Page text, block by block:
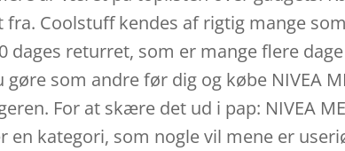
Coolstuff kendes af rigtig mange
dages returret, som er mange flere
som andre før dig og købe NIVEA
For at skære det ud i pap: NIVEA
en kategori, som nogle vil mene er